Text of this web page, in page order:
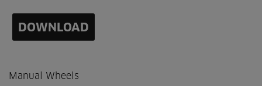
DOWNLOAD
Manual Wheels